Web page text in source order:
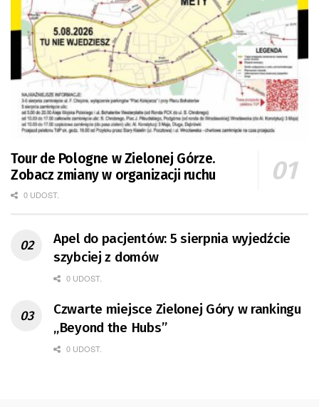
Tour de Pologne w Zielonej Górze.
Zobacz zmiany w organizacji ruchu
0 UDOST.
Apel do pacjentów: 5 sierpnia wyjedźcie
szybciej z domów
0 UDOST.
Czwarte miejsce Zielonej Góry w rankingu
„Beyond the Hubs”
0 UDOST.